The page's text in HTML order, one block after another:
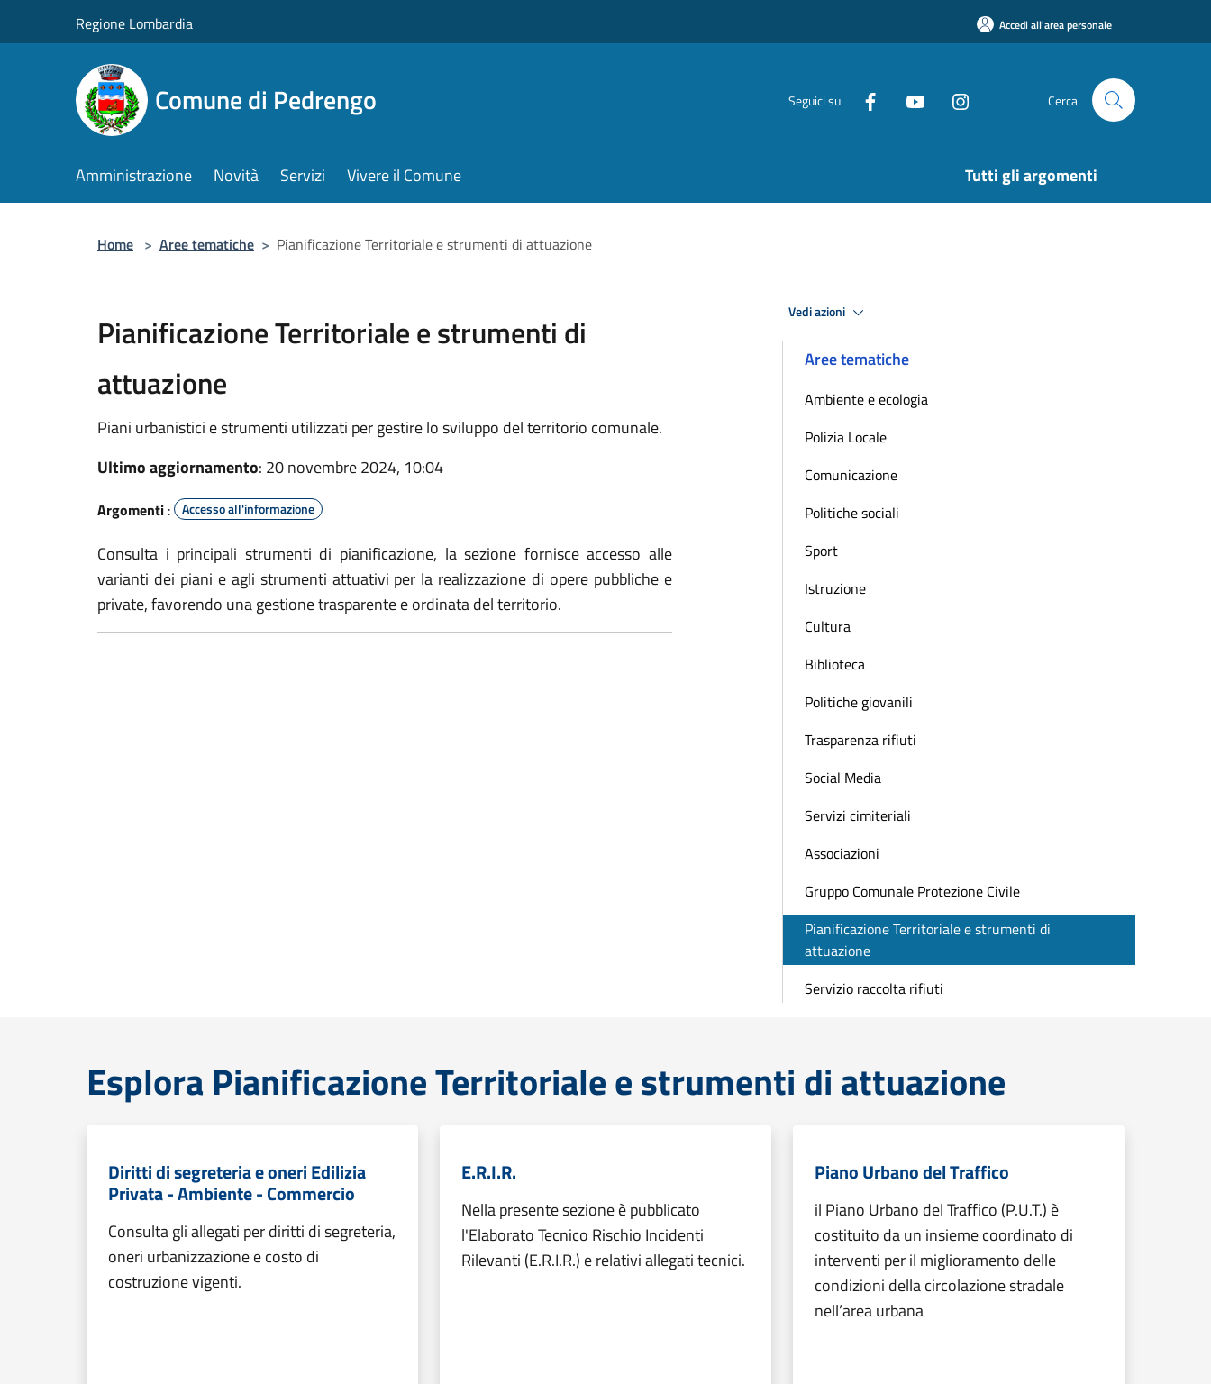
Regione Lombardia Accedi all'area personale
Comune di Pedrengo Seguici su Cerca
Amministrazione Novità Servizi Vivere il Comune Tutti gli argomenti
Home > Aree tematiche > Pianificazione Territoriale e strumenti di attuazione
Pianificazione Territoriale e strumenti di
attuazione
Piani urbanistici e strumenti utilizzati per gestire lo sviluppo del territorio comunale.
Ultimo aggiornamento: 20 novembre 2024, 10:04
Argomenti : Accesso all'informazione
Consulta i principali strumenti di pianificazione, la sezione fornisce accesso alle
varianti dei piani e agli strumenti attuativi per la realizzazione di opere pubbliche e
private, favorendo una gestione trasparente e ordinata del territorio.
Vedi azioni
Aree tematiche
Ambiente e ecologia
Polizia Locale
Comunicazione
Politiche sociali
Sport
Istruzione
Cultura
Biblioteca
Politiche giovanili
Trasparenza rifiuti
Social Media
Servizi cimiteriali
Associazioni
Gruppo Comunale Protezione Civile
Pianificazione Territoriale e strumenti di
attuazione
Servizio raccolta rifiuti
Esplora Pianificazione Territoriale e strumenti di attuazione
Diritti di segreteria e oneri Edilizia
Privata - Ambiente - Commercio
Consulta gli allegati per diritti di segreteria,
oneri urbanizzazione e costo di
costruzione vigenti.
E.R.I.R.
Nella presente sezione è pubblicato
l'Elaborato Tecnico Rischio Incidenti
Rilevanti (E.R.I.R.) e relativi allegati tecnici.
Piano Urbano del Traffico
il Piano Urbano del Traffico (P.U.T.) è
costituito da un insieme coordinato di
interventi per il miglioramento delle
condizioni della circolazione stradale
nell’area urbana